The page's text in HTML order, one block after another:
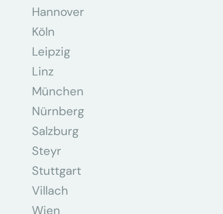
Hannover
Köln
Leipzig
Linz
München
Nürnberg
Salzburg
Steyr
Stuttgart
Villach
Wien